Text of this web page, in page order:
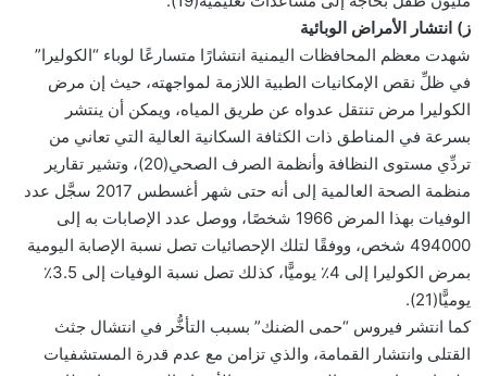
ز) انتشار الأمراض الوبائية
شهدت معظم المحافظات اليمنية انتشارًا متسارعًا لوباء “الكوليرا”
في ظلِّ نقص الإمكانيات الطبية اللازمة لمواجهته، حيث إن مرض
الكوليرا مرض تنتقل عدواه عن طريق المياه، ويمكن أن ينتشر
بسرعة في المناطق ذات الكثافة السكانية العالية التي تعاني من
تردِّي مستوى النظافة وأنظمة الصرف الصحي(20)، وتشير تقارير
منظمة الصحة العالمية إلى أنه حتى شهر أغسطس 2017 سجَّل عدد
الوفيات بهذا المرض 1966 شخصًا، ووصل عدد الإصابات به إلى
494000 شخص، ووفقًا لتلك الإحصائيات تصل نسبة الإصابة اليومية
بمرض الكوليرا إلى 4٪ يوميًّا، كذلك تصل نسبة الوفيات إلى 3.5٪
يوميًّا(21).
كما انتشر فيروس “حمى الضنك” بسبب التأخُّر في انتشال جثث
القتلى وانتشار القمامة، والذي تزامن مع عدم قدرة المستشفيات